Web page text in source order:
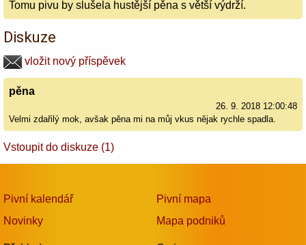
Tomu pivu by slušela hustější pěna s větší výdrží.
Diskuze
vložit nový příspěvek
pěna
26. 9. 2018 12:00:48
Velmi zdařilý mok, avšak pěna mi na můj vkus nějak rychle spadla.
Vstoupit do diskuze (1)
Pivní kalendář
Novinky
Pivní mapa
Mapa podniků